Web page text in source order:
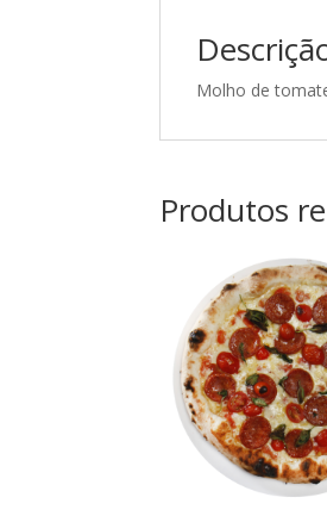
Molho de
Produtos